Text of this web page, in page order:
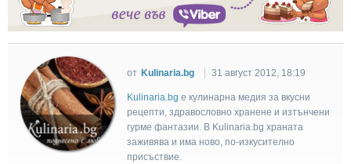
от Kulinaria.bg 31 август 2012, 18:19
Kulinaria.bg e кулинарна медия за вкусни
рецепти, здравословно хранене и изтънчени
гурме фантазии. В Kulinaria.bg храната
заживява и има ново, по-изкусително
присъствие.